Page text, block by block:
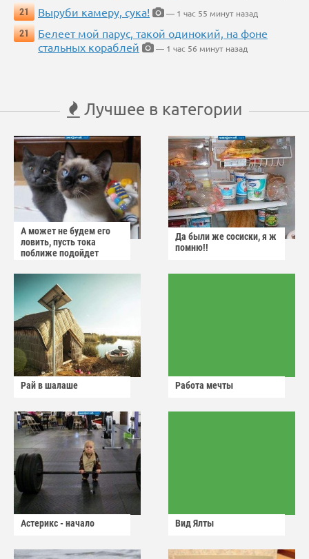
21
Выруби камеру, сука!
— 1 час 55 минут назад
21
Белеет мой парус, такой одинокий, на фоне
стальных кораблей
— 1 час 56 минут назад
Лучшее в категории
А может не будем его
ловить, пусть тока
поближе подойдет
Да были же сосиски, я ж
помню!!
Рай в шалаше Работа мечты
Астерикс - начало Вид Ялты